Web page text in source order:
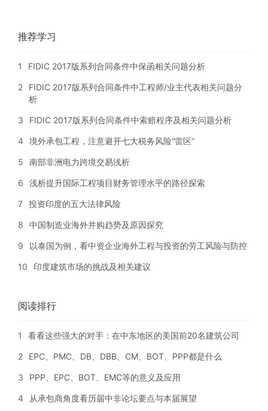
推荐学习
1 FIDIC 2017版系列合同条件中保函相关问题分析
2
FIDIC 2017版系列合同条件中工程师/业主代表相关问题分
析
3 FIDIC 2017版系列合同条件中索赔程序及相关问题分析
4 境外承包工程，注意避开七大税务风险“雷区”
5 南部非洲电力跨境交易浅析
6 浅析提升国际工程项目财务管理水平的路径探索
7 投资印度的五大法律风险
8 中国制造业海外并购趋势及原因探究
9 以泰国为例，看中资企业海外工程与投资的劳工风险与防控
10 印度建筑市场的挑战及相关建议
阅读排行
1 看看这些强大的对手：在中东地区的美国前20名建筑公司
2 EPC、PMC、DB、DBB、CM、BOT、PPP都是什么
3 PPP、EPC、BOT、EMC等的意义及应用
4 从承包商角度看历届中非论坛要点与本届展望